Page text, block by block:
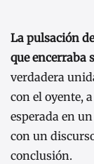
La pulsación
que encerraba
verdadera
con el oyente,
esperada en
con un
conclusión.